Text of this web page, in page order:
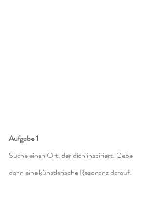
Aufgabe 1
Suche einen Ort, der dich inspiriert. Gebe
dann eine künstlerische Resonanz darauf.